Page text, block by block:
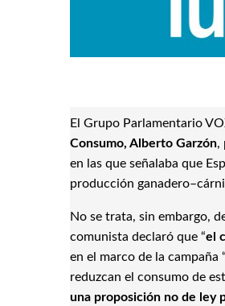
El Grupo Parlamentario
Consumo, Alberto Garzón,
en las que señalaba que
producción
No se trata, sin embargo,
comunista declaró que “el
en el marco de la campaña
reduzcan el consumo de
una proposición no de ley